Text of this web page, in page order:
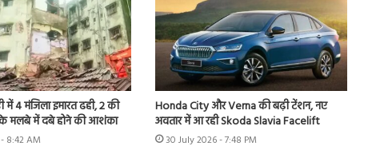
में 4 मंजिला इमारत ढही, 2 की
के मलबे में दबे होने की आशंका
8:42 AM
Honda City और Verna की बढ़ी टेंशन, नए
अवतार में आ रही Skoda Slavia Facelift
30 July 2026 - 7:48 PM